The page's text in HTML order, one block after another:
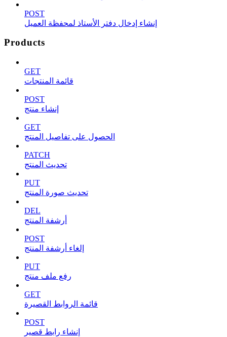
POST
إنشاء إدخال دفتر الأستاذ لمحفظة العميل
Products
GET
قائمة المنتجات
POST
إنشاء منتج
GET
الحصول على تفاصيل المنتج
PATCH
تحديث المنتج
PUT
تحديث صورة المنتج
DEL
أرشفة المنتج
POST
إلغاء أرشفة المنتج
PUT
رفع ملف منتج
GET
قائمة الروابط القصيرة
POST
إنشاء رابط قصير